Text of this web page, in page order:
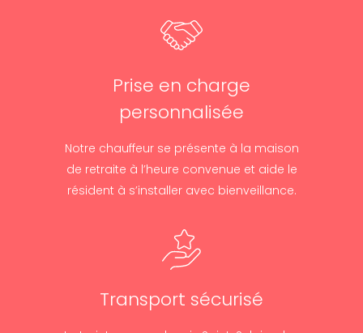
Prise en charge
personnalisée
Notre chauffeur se présente à la maison
de retraite à l’heure convenue et aide le
résident à s’installer avec bienveillance.
Transport sécurisé